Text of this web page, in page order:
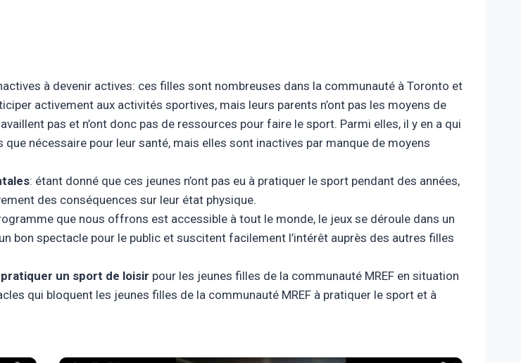
à devenir actives: ces filles sont nombreuses dans la communauté à Toronto et
activement aux activités sportives, mais leurs parents n’ont pas les moyens de
pas et n’ont donc pas de ressources pour faire le sport. Parmi elles, il y en a qui
nécessaire pour leur santé, mais elles sont inactives par manque de moyens
: étant donné que ces jeunes n’ont pas eu à pratiquer le sport pendant des années,
des conséquences sur leur état physique.
que nous offrons est accessible à tout le monde, le jeux se déroule dans un
bon spectacle pour le public et suscitent facilement l’intérêt auprès des autres filles
un sport de loisir pour les jeunes filles de la communauté MREF en situation
qui bloquent les jeunes filles de la communauté MREF à pratiquer le sport et à